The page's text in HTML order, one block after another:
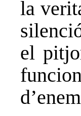
la
el